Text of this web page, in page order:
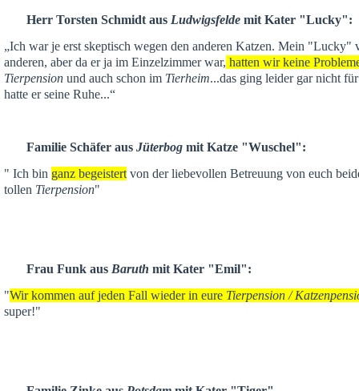
Herr Torsten Schmidt aus Ludwigsfelde mit Kater "Lucky":
„Ich war je erst skeptisch wegen den anderen Katzen. Mein "Lucky"
anderen, aber da er ja im Einzelzimmer war, hatten wir keine
Tierpension und auch schon im Tierheim...das ging leider gar nicht
hatte er seine Ruhe...“
Familie Schäfer aus Jüterbog mit Katze "Wuschel":
" Ich bin ganz begeistert von der liebevollen Betreuung von euch
tollen Tierpension"
Frau Funk aus Baruth mit Kater "Emil":
"Wir kommen auf jeden Fall wieder in eure Tierpension /
super!"